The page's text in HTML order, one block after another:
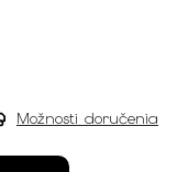
Možnosti doručenia